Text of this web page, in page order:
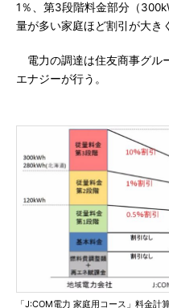
1％、第3段階料金部分（
量が多い家庭ほど割引が大き
電力の調達は住友商事グル
エナジーが行う。
「J:COM電力 家庭用コース」料金計